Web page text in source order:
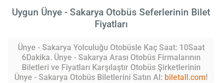
Uygun Ünye - Sakarya Otobüs Seferlerinin Bilet
Fiyatları
Ünye - Sakarya Yolculuğu Otobüsle Kaç Saat: 10Saat
6Dakika. Ünye - Sakarya Arası Otobüs Firmalarının
Biletleri ve Fiyatları Karşılaştır Otobüs Şirketlerinin
Ünye - Sakarya Otobüs Biletlerini Satın Al: biletall.com!